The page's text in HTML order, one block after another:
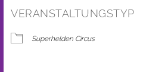
VERANSTALTUNGSTYP
Superhelden Circus